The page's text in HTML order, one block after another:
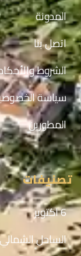
المدونة
اتصل بنا
الشروط
سياسة
المطورين
تصنيفات
6 اكتوبر
الساحل الشمالي